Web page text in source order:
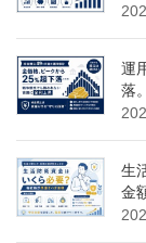
運
落
生
金